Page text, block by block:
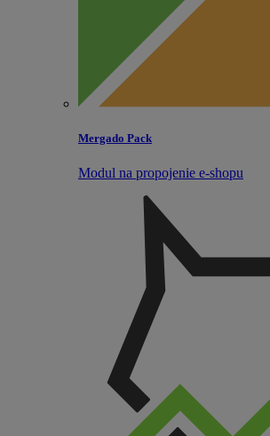
Mergado Pack
Modul na propojenie e‑shopu